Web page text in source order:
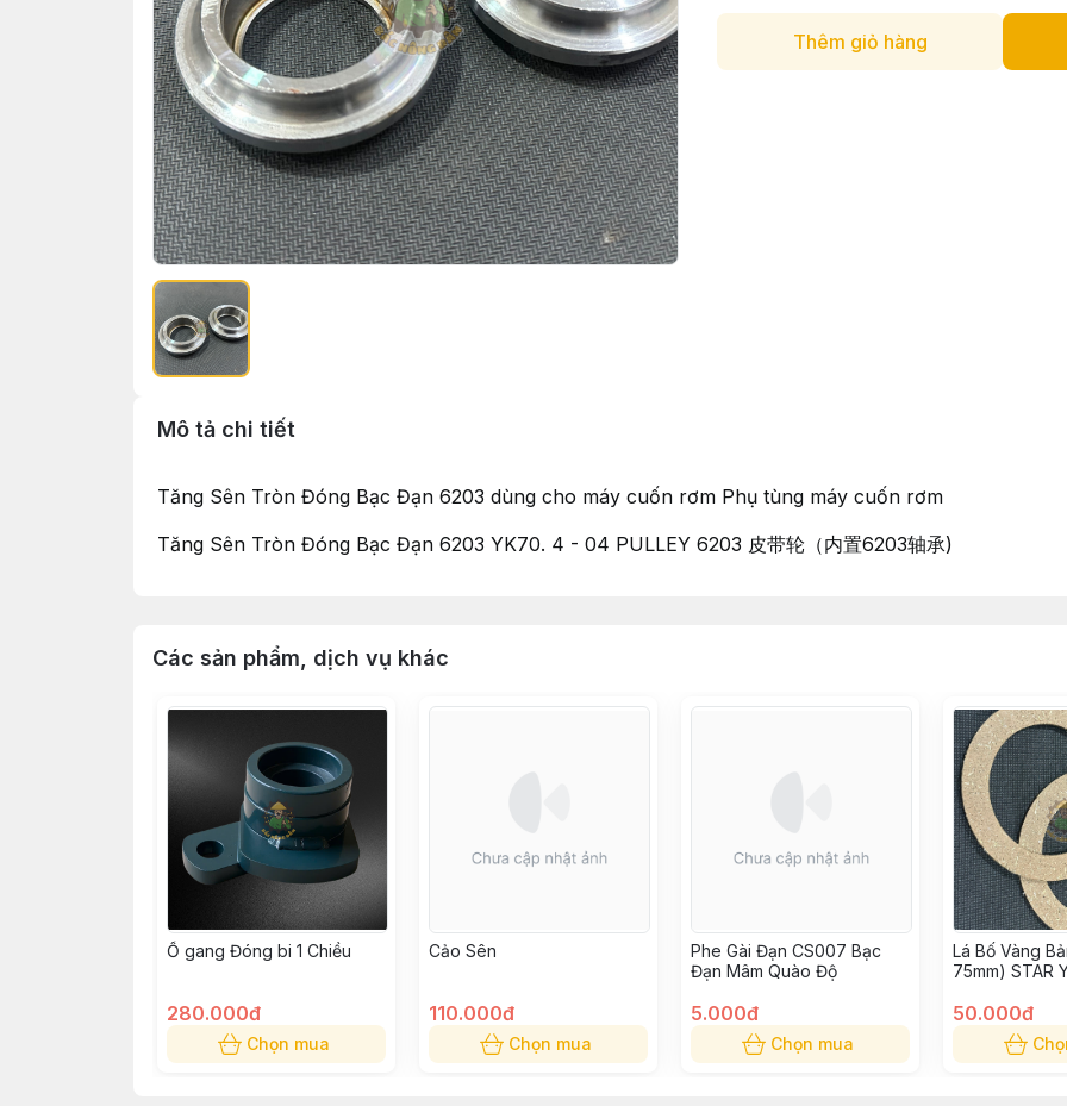
Thêm giỏ hàng
Mô tả chi tiết
Tăng Sên Tròn Đóng Bạc Đạn 6203 dùng cho máy cuốn rơm Phụ tùng máy cuốn rơm
Tăng Sên Tròn Đóng Bạc Đạn 6203 YK70. 4 - 04 PULLEY 6203 皮带轮（内置6203轴承)
Các sản phẩm, dịch vụ khác
Ổ gang Đóng bi 1 Chiều
280.000đ
Chọn mua
Cảo Sên
110.000đ
Chọn mua
Phe Gài Đạn CS007 Bạc
Đạn Mâm Quào Độ
5.000đ
Chọn mua
Lá Bố Vàng
75mm) STAR
50.000đ